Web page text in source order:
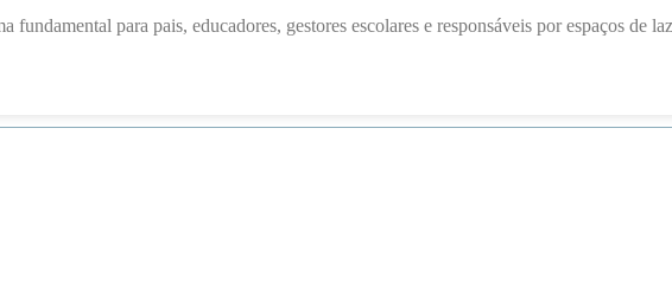
fundamental para pais, educadores, gestores escolares e responsáveis por espaços de